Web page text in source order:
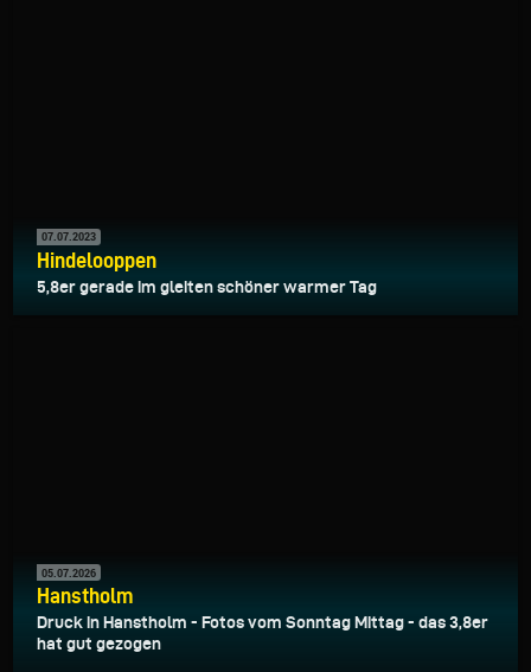
07.07.2023
Hindelooppen
5,8er gerade im gleiten schöner warmer Tag
05.07.2026
Hanstholm
Druck in Hanstholm - Fotos vom Sonntag Mittag - das 3,8er
hat gut gezogen